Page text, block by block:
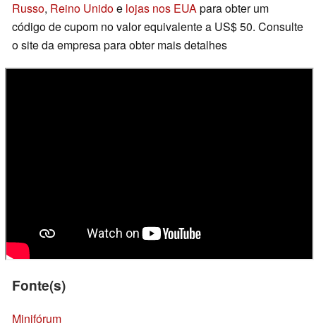
Russo, Reino Unidoe lojas nos EUA para obter um
código de cupom no valor equivalente a US$ 50. Consulte
o site da empresa para obter mais detalhes
Fonte(s)
Minifórum